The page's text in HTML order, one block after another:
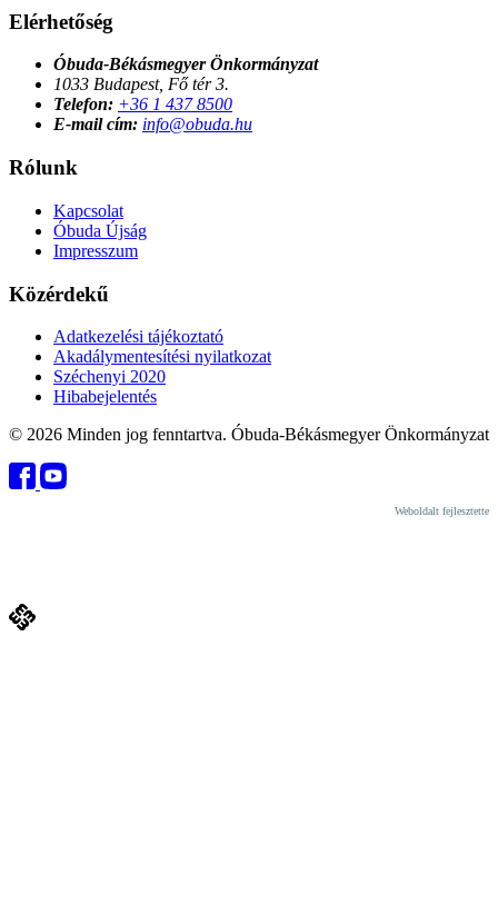
Elérhetőség
Óbuda-Békásmegyer Önkormányzat
1033 Budapest, Fő tér 3.
Telefon: +36 1 437 8500
E-mail cím: info@obuda.hu
Rólunk
Kapcsolat
Óbuda Újság
Impresszum
Közérdekű
Adatkezelési tájékoztató
Akadálymentesítési nyilatkozat
Széchenyi 2020
Hibabejelentés
© 2026 Minden jog fenntartva. Óbuda-Békásmegyer Önkormányzat
Weboldalt fejlesztette